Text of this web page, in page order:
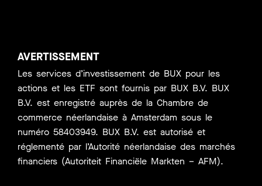
AVERTISSEMENT
Les services d’investissement de BUX pour les
actions et les ETF sont fournis par BUX B.V. BUX
B.V. est enregistré auprès de la Chambre de
commerce néerlandaise à Amsterdam sous le
numéro 58403949. BUX B.V. est autorisé et
réglementé par l’Autorité néerlandaise des marchés
financiers (Autoriteit Financiële Markten – AFM).